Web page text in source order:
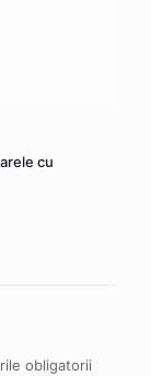
cu
obligatorii